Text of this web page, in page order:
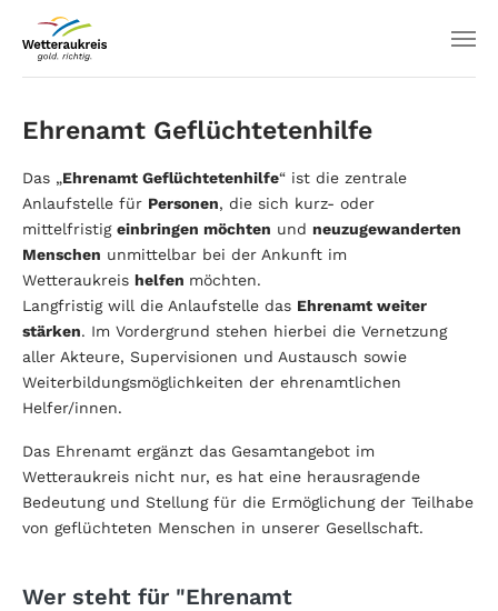
Ehrenamt Geflüchtetenhilfe
Das „Ehrenamt Geflüchtetenhilfe“ ist die zentrale
Anlaufstelle für Personen, die sich kurz- oder
mittelfristig einbringen möchten und neuzugewanderten
Menschen unmittelbar bei der Ankunft im
Wetteraukreis helfen möchten.
Langfristig will die Anlaufstelle das Ehrenamt weiter
stärken. Im Vordergrund stehen hierbei die Vernetzung
aller Akteure, Supervisionen und Austausch sowie
Weiterbildungsmöglichkeiten der ehrenamtlichen
Helfer/innen.
Das Ehrenamt ergänzt das Gesamtangebot im
Wetteraukreis nicht nur, es hat eine herausragende
Bedeutung und Stellung für die Ermöglichung der Teilhabe
von geflüchteten Menschen in unserer Gesellschaft.
Wer steht für "Ehrenamt